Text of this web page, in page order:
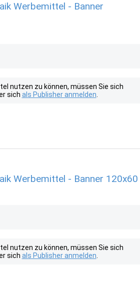
Werbemittel - Banner
nutzen zu können, müssen Sie sich
sich als Publisher anmelden
Werbemittel - Banner 120x60
nutzen zu können, müssen Sie sich
sich als Publisher anmelden